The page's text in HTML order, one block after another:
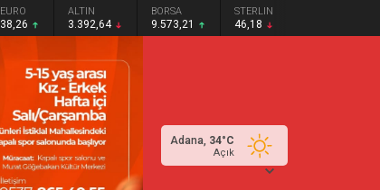
EURO
38,26
ALTIN
3.392,64
BORSA
9.573,21
STERLIN
46,18
Adana, 34°C
Açık